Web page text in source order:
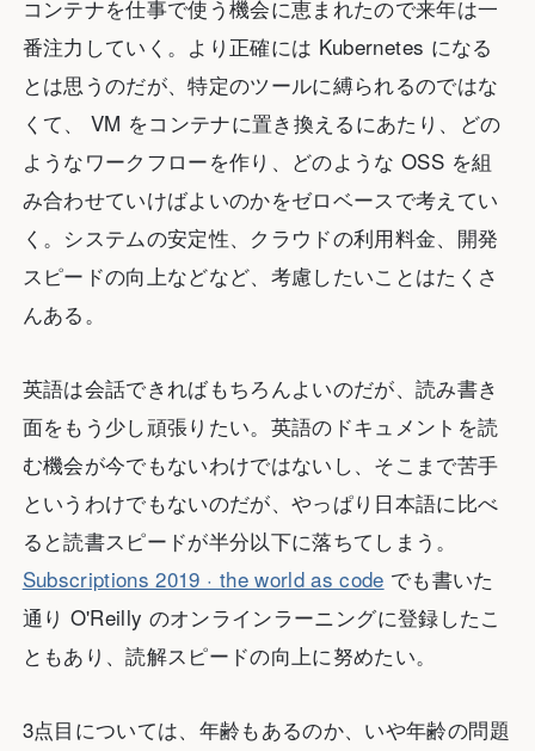
コンテナを仕事で使う機会に恵まれたので来年は一
番注力していく。より正確には Kubernetes になる
とは思うのだが、特定のツールに縛られるのではな
くて、 VM をコンテナに置き換えるにあたり、どの
ようなワークフローを作り、どのような OSS を組
み合わせていけばよいのかをゼロベースで考えてい
く。システムの安定性、クラウドの利用料金、開発
スピードの向上などなど、考慮したいことはたくさ
んある。
英語は会話できればもちろんよいのだが、読み書き
面をもう少し頑張りたい。英語のドキュメントを読
む機会が今でもないわけではないし、そこまで苦手
というわけでもないのだが、やっぱり日本語に比べ
ると読書スピードが半分以下に落ちてしまう。
Subscriptions 2019 · the world as code でも書いた
通り O'Reilly のオンラインラーニングに登録したこ
ともあり、読解スピードの向上に努めたい。
3点目については、年齢もあるのか、いや年齢の問題